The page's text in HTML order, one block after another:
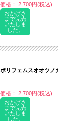
価格： 2,700円(税込)
おかげさ
まで完売
いたしま
した。
ポリフェムスオオツ
価格： 2,700円(税込)
おかげさ
まで完売
いたしま
した。